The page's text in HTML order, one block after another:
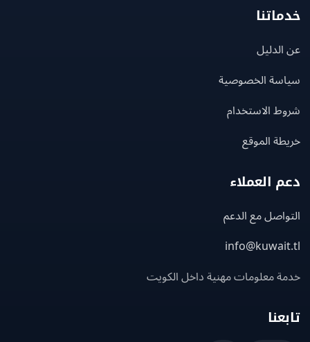
الخصوصية
الاستخدام
الموقع
العملاء
مع الدعم
معلومات مهنية داخل الكويت